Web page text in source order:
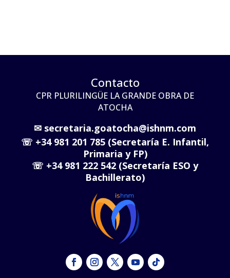
Contacto
CPR PLURILINGÜE LA GRANDE OBRA DE
ATOCHA
✉ secretaria.goatocha@ishnm.com
☏ +34 981 201 785 (Secretaría E. Infantil,
Primaria y FP)
☏ +34 981 222 542 (Secretaría ESO y
Bachillerato)